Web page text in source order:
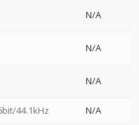
N/A
N/A
N/A
44.1kHz
N/A